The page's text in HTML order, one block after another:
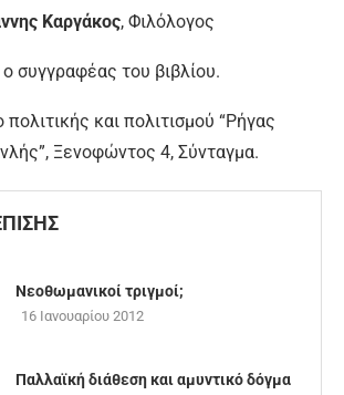
Καργάκος, Φιλόλογος
ο συγγραφέας του βιβλίου.
και πολιτισμού “Ρήγας
Ξενοφώντος 4, Σύνταγμα.
Νεοθωμανικοί τριγμοί;
16 Ιανουαρίου 2012
Παλλαϊκή διάθεση και αμυντικό δόγμα